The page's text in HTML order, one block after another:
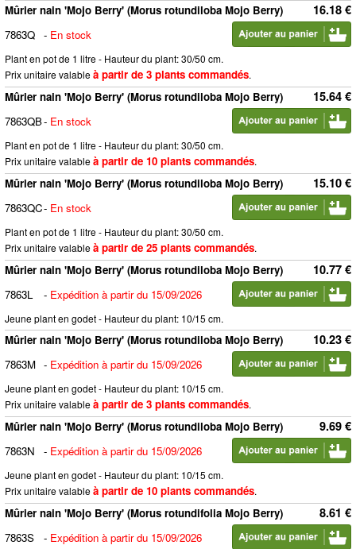
16.18 €
Mûrier nain 'Mojo Berry' (Morus rotundiloba Mojo Berry)
7863Q - En stock
Plant en pot de 1 litre - Hauteur du plant: 30/50 cm.
Prix unitaire valableà partir de 3 plants commandés.
15.64 €
Mûrier nain 'Mojo Berry' (Morus rotundiloba Mojo Berry)
7863QB- En stock
Plant en pot de 1 litre - Hauteur du plant: 30/50 cm.
Prix unitaire valableà partir de 10 plants commandés.
15.10 €
Mûrier nain 'Mojo Berry' (Morus rotundiloba Mojo Berry)
7863QC- En stock
Plant en pot de 1 litre - Hauteur du plant: 30/50 cm.
Prix unitaire valableà partir de 25 plants commandés.
10.77 €
Mûrier nain 'Mojo Berry' (Morus rotundiloba Mojo Berry)
7863L
- Expédition à partir du 15/09/2026
Jeune plant en godet - Hauteur du plant: 10/15 cm.
10.23 €
Mûrier nain 'Mojo Berry' (Morus rotundiloba Mojo Berry)
7863M - Expédition à partir du 15/09/2026
Jeune plant en godet - Hauteur du plant: 10/15 cm.
Prix unitaire valableà partir de 3 plants commandés.
9.69 €
Mûrier nain 'Mojo Berry' (Morus rotundiloba Mojo Berry)
7863N
- Expédition à partir du 15/09/2026
Jeune plant en godet - Hauteur du plant: 10/15 cm.
Prix unitaire valableà partir de 10 plants commandés.
8.61 €
Mûrier nain 'Mojo Berry' (Morus rotundifolia Mojo Berry)
7863S
- Expédition à partir du 15/09/2026